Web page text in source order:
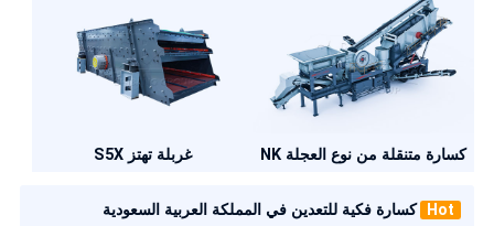
غربلة تهتز S5X كسارة متنقلة من نوع العجلة NK
Hot كسارة فكية للتعدين في المملكة العربية السعودية